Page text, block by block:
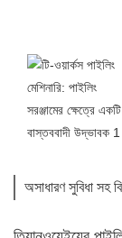
অসাধারণ সুবিধা সহ